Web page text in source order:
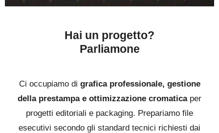
Hai un progetto?
Parliamone
Ci occupiamo di grafica professionale, gestione
della prestampa e ottimizzazione cromaticaper
progetti editoriali e packaging. Prepariamo file
esecutivi secondo gli standard tecnici richiesti dai